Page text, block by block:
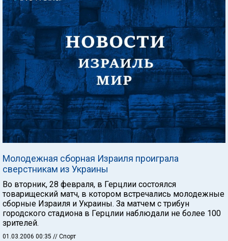
Молодежная сборная Израиля проиграла
сверстникам из Украины
Во вторник, 28 февраля, в Герцлии состоялся
товарищеский матч, в котором встречались молодежные
сборные Израиля и Украины. За матчем с трибун
городского стадиона в Герцлии наблюдали не более 100
зрителей.
01.03.2006 00:35 // Спорт